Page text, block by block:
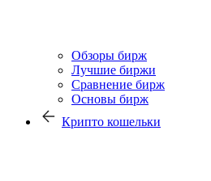
Обзоры бирж
Лучшие биржи
Сравнение бирж
Основы бирж
Крипто кошельки